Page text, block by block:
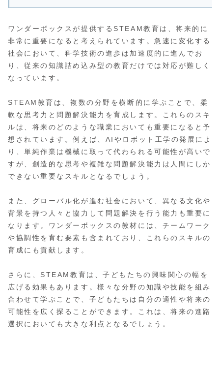
ワンダーボックスが提供するSTEAM教育は、将来的に
非常に重要になると考えられています。急速に変化する
社会において、科学技術の進歩は加速度的に進んでお
り、従来の知識詰め込み型の教育だけでは対応が難しく
なっています。
STEAM教育は、複数の分野を横断的に学ぶことで、柔
軟な思考力と問題解決能力を育成します。これらのスキ
ルは、将来のどのような職業においても重要になると予
想されています。例えば、AIやロボット工学の発展によ
り、単純作業は機械に取って代わられる可能性が高いで
すが、創造的な思考や複雑な問題解決能力は人間にしか
できない重要なスキルとなるでしょう。
また、グローバル化が進む社会において、異なる文化や
背景を持つ人々と協力して問題解決を行う能力も重要に
なります。ワンダーボックスの教材には、チームワーク
や協調性を育む要素も含まれており、これらのスキルの
育成にも貢献します。
さらに、STEAM教育は、子どもたちの興味関心の幅を
広げる効果もあります。様々な分野の知識や技能を組み
合わせて学ぶことで、子どもたちは自分の適性や将来の
可能性を広く探ることができます。これは、将来の進路
選択においても大きな利点となるでしょう。